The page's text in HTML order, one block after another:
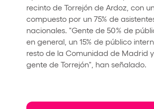
recinto de Torrejón de Ardoz, con
compuesto por un 75% de
nacionales. "Gente de 50% de
en general, un 15% de público
resto de la Comunidad de Madrid
gente de Torrejón", han señalado.